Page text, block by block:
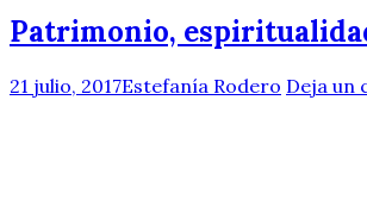
Patrimonio,
21 julio, 2017Estefanía Rodero Deja un